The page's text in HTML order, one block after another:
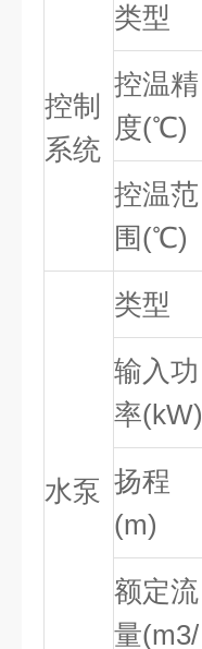
控制
系统
类型
控温精
度(℃)
控温范
围(℃)
水泵
类型
输入功
率(kW)
扬程
(m)
额定流
量(m3/